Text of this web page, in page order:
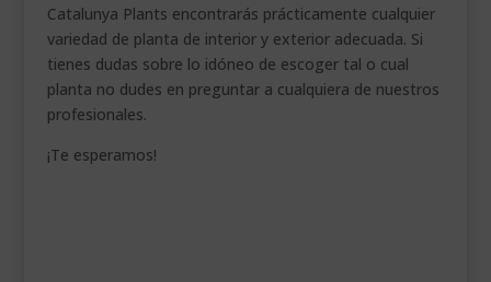
Catalunya Plants encontrarás prácticamente cualquier
variedad de planta de interior y exterior adecuada. Si
tienes dudas sobre lo idóneo de escoger tal o cual
planta no dudes en preguntar a cualquiera de nuestros
profesionales.
¡Te esperamos!